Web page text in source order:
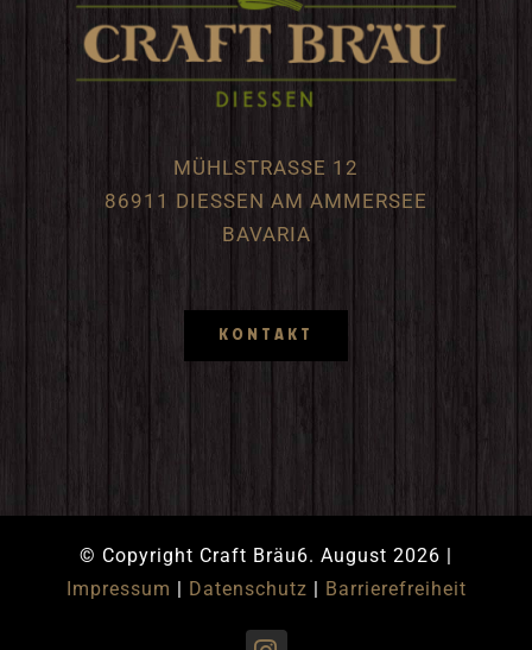
MÜHLSTRASSE 12
86911 DIESSEN AM AMMERSEE
BAVARIA
KONTAKT
© Copyright Craft Bräu6. August 2026 |
Impressum | Datenschutz | Barrierefreiheit